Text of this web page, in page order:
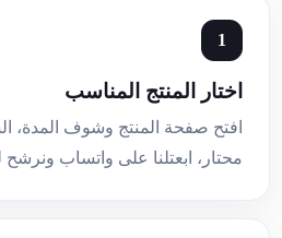
اختار المنتج المناسب
افتح صفحة المنتج وشوف المدة،
محتار، ابعتلنا على واتساب